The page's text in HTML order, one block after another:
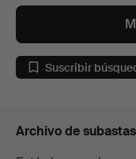
Suscribir
Archivo de subastas